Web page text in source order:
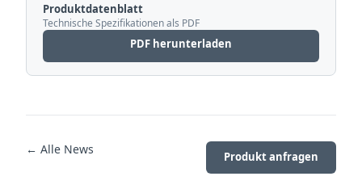
Produktdatenblatt
Technische Spezifikationen als PDF
PDF herunterladen
← Alle News Produkt anfragen